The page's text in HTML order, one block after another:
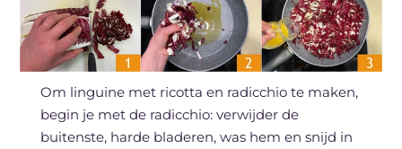
Om linguine met ricotta en radicchio te maken,
begin je met de radicchio: verwijder de
buitenste, harde bladeren, was hem en snijd in